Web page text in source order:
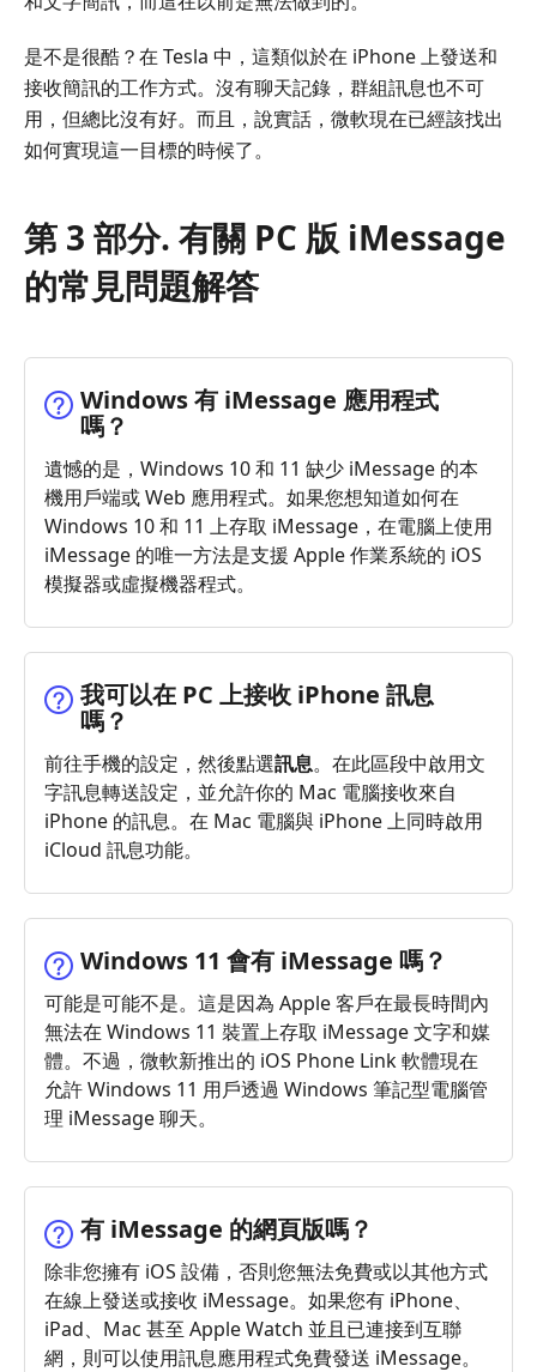
是不是很酷？在 Tesla 中，這類似於在 iPhone 上發送和
接收簡訊的工作方式。沒有聊天記錄，群組訊息也不可
用，但總比沒有好。而且，說實話，微軟現在已經該找出
如何實現這一目標的時候了。
第 3 部分. 有關 PC 版 iMessage
的常見問題解答
Windows 有 iMessage 應用程式
嗎？
遺憾的是，Windows 10 和 11 缺少 iMessage 的本
機用戶端或 Web 應用程式。如果您想知道如何在
Windows 10 和 11 上存取 iMessage，在電腦上使用
iMessage 的唯一方法是支援 Apple 作業系統的 iOS
模擬器或虛擬機器程式。
我可以在 PC 上接收 iPhone 訊息
嗎？
前往手機的設定，然後點選訊息。在此區段中啟用文
字訊息轉送設定，並允許你的 Mac 電腦接收來自
iPhone 的訊息。在 Mac 電腦與 iPhone 上同時啟用
iCloud 訊息功能。
Windows 11 會有 iMessage 嗎？
可能是可能不是。這是因為 Apple 客戶在最長時間內
無法在 Windows 11 裝置上存取 iMessage 文字和媒
體。不過，微軟新推出的 iOS Phone Link 軟體現在
允許 Windows 11 用戶透過 Windows 筆記型電腦管
理 iMessage 聊天。
有 iMessage 的網頁版嗎？
除非您擁有 iOS 設備，否則您無法免費或以其他方式
在線上發送或接收 iMessage。如果您有 iPhone、
iPad、Mac 甚至 Apple Watch 並且已連接到互聯
網，則可以使用訊息應用程式免費發送 iMessage。